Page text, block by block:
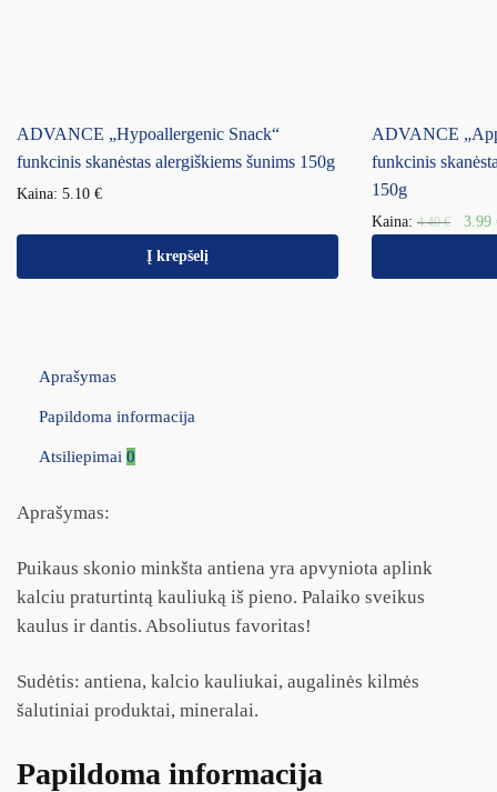
ADVANCE „Hypoallergenic Snack“
funkcinis skanėstas alergiškiems šunims 150g
Kaina: 5.10 €
Į krepšelį
ADVANCE
funkcinis
150g
Kaina: 4.40€ 3.99
Aprašymas
Papildoma informacija
Atsiliepimai 0
Aprašymas:
Puikaus skonio minkšta antiena yra apvyniota aplink
kalciu praturtintą kauliuką iš pieno. Palaiko sveikus
kaulus ir dantis. Absoliutus favoritas!
Sudėtis: antiena, kalcio kauliukai, augalinės kilmės
šalutiniai produktai, mineralai.
Papildoma informacija